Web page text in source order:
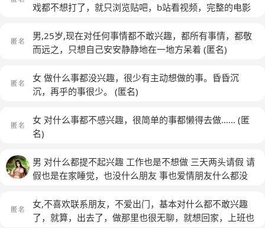
戏都不想打了，就只浏览贴吧，b站看视频，完整的电影
那不做，现在很烦(匿名)
男,25岁,现在对任何事情都不敢兴趣，都所有事情，都敬
而远之，只想自己安安静静地在一地方呆着 (匿名)
女 做什么事都没兴趣，很少有主动想做的事。昏昏沉
沉，再乎的事很少。 (匿名)
女 对什么事都不感兴趣，很简单的事都懒得去做…… (匿
名)
男 对什么都提不起兴趣 工作也是不想做 三天两头请假 请
假也是在家睡觉，也没什么朋友 事也爱情朋友什么都没
不想这样可是就是觉得做什么都没劲。
女,不喜欢联系朋友，不爱出门，基本对什么都不敢兴趣
了，就算，出去了，做那里也很无聊，就想回家，上班也